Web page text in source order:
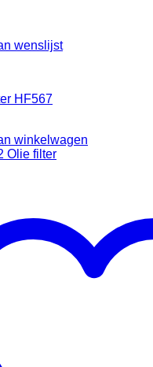
wenslijst
HF567
winkelwagen